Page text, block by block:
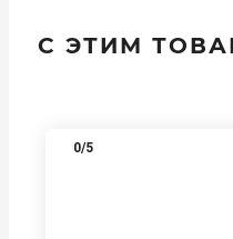
С ЭТИМ
0/5